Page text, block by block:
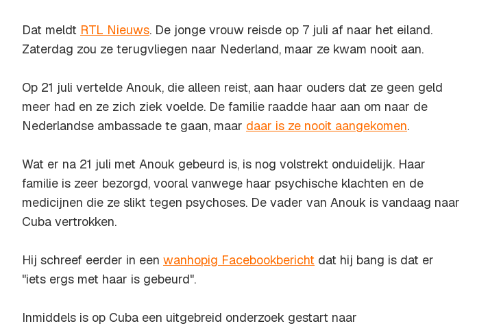
Dat meldt RTL Nieuws. De jonge vrouw reisde op 7 juli af naar het eiland.
Zaterdag zou ze terugvliegen naar Nederland, maar ze kwam nooit aan.
Op 21 juli vertelde Anouk, die alleen reist, aan haar ouders dat ze geen geld
meer had en ze zich ziek voelde. De familie raadde haar aan om naar de
Nederlandse ambassade te gaan, maar daar is ze nooit aangekomen.
Wat er na 21 juli met Anouk gebeurd is, is nog volstrekt onduidelijk. Haar
familie is zeer bezorgd, vooral vanwege haar psychische klachten en de
medicijnen die ze slikt tegen psychoses. De vader van Anouk is vandaag naar
Cuba vertrokken.
Hij schreef eerder in een wanhopig Facebookbericht dat hij bang is dat er
"iets ergs met haar is gebeurd".
Inmiddels is op Cuba een uitgebreid onderzoek gestart naar